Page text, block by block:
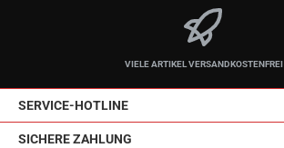
VIELE ARTIKEL VERSANDKOSTENFREI
SERVICE-HOTLINE
SICHERE ZAHLUNG